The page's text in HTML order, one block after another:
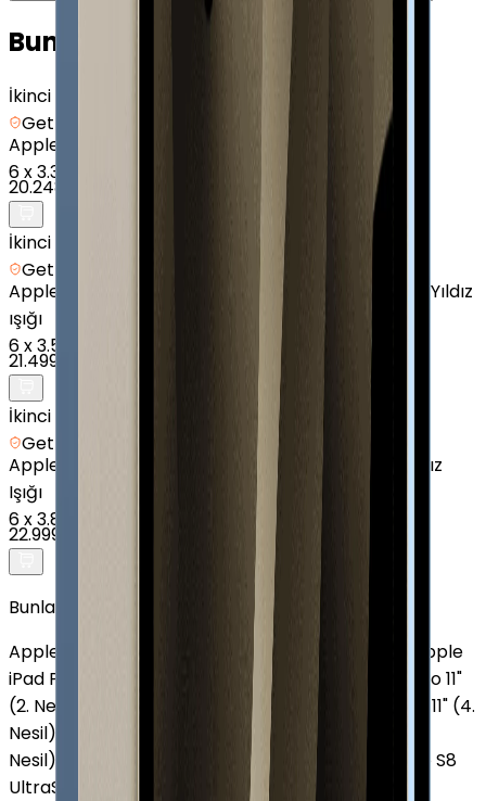
Bunları da Beğenebilirsin
İkinci el
Getmobil Güvencesi
Apple
iPad 11" (A16) - 128 GB - 11 inç - GPS - Mavi
6x3.375 TL
20.248 TL
İkinci el
Getmobil Güvencesi
Apple
iPad mini (6. Nesil) - 64 GB - 8.3 İnç - GPS - Yıldız
ışığı
6x3.583 TL
21.499 TL
İkinci el
Getmobil Güvencesi
Apple
iPad Air (5. Nesil) - 64 GB - 10.9" - GPS - Yıldız
Işığı
6x3.833 TL
22.999 TL
Bunlar da İlginizi Çekebilir
Apple iPad Air (2. Nesil)
Apple iPad mini (5. Nesil)
Apple
iPad Pro M5
Apple iPad mini (6. Nesil)
Apple iPad Pro 11"
(2. Nesil)
Apple iPad Air 13" (7. Nesil)
Apple iPad Pro 11" (4.
Nesil)
Apple iPad Pro 13" (7.
Nesil) Apple iPad Air (5. Nesil) Samsung Galaxy Tab S8
UltraSamsung Galaxy Tab A7 2020